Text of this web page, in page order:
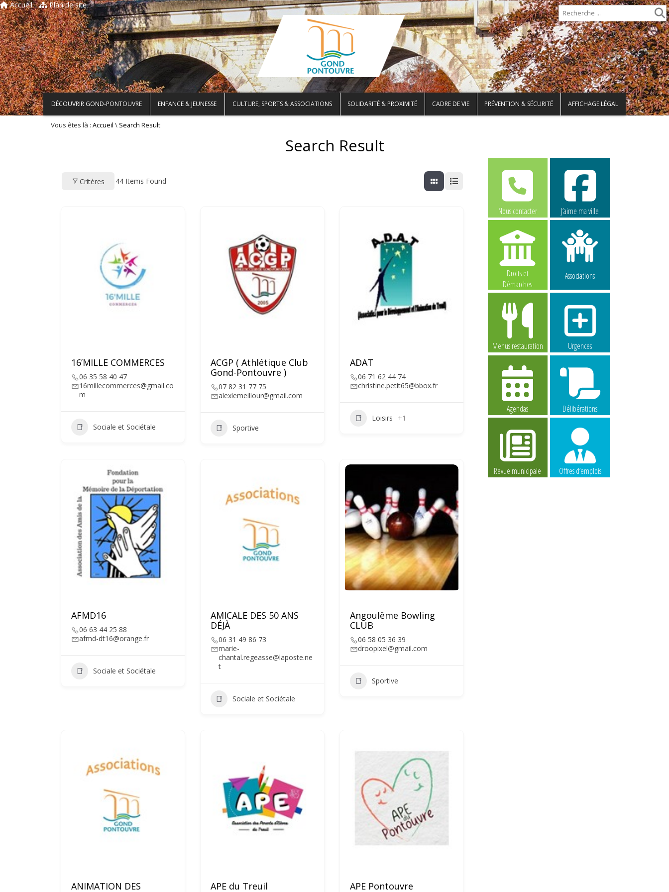
Accueil Plan de site
DÉCOUVRIR GOND-PONTOUVRE ENFANCE & JEUNESSE CULTURE, SPORTS & ASSOCIATIONS SOLIDARITÉ & PROXIMITÉ CADRE DE VIE PRÉVENTION & SÉCURITÉ AFFICHAGE LÉGAL
Vous êtes là : Accueil \ Search Result
Search Result
Critères 44 Items Found
16’MILLE COMMERCES
06 35 58 40 47
16millecommerces@gmail.co
m
Sociale et Sociétale
ACGP ( Athlétique Club
Gond-Pontouvre )
07 82 31 77 75
alexlemeillour@gmail.com
Sportive
ADAT
06 71 62 44 74
christine.petit65@bbox.fr
Loisirs +1
AFMD16
06 63 44 25 88
afmd-dt16@orange.fr
Sociale et Sociétale
AMICALE DES 50 ANS
DÉJÀ
06 31 49 86 73
marie-
chantal.regeasse@laposte.ne
t
Sociale et Sociétale
Angoulême Bowling
CLUB
06 58 05 36 39
droopixel@gmail.com
Sportive
ANIMATION DES
APE du Treuil APE Pontouvre
Nous contacter J’aime ma ville
Droits et
Démarches
Associations
Menus restauration Urgences
Agendas Délibérations
Revue municipale Offres d’emplois